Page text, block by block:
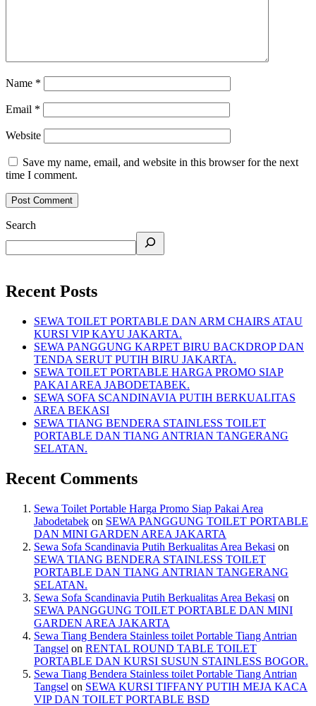
Name *
Email *
Website
Save my name, email, and website in this browser for the next
time I comment.
Search
Recent Posts
SEWA TOILET PORTABLE DAN ARM CHAIRS ATAU
KURSI VIP KAYU JAKARTA.
SEWA PANGGUNG KARPET BIRU BACKDROP DAN
TENDA SERUT PUTIH BIRU JAKARTA.
SEWA TOILET PORTABLE HARGA PROMO SIAP
PAKAI AREA JABODETABEK.
SEWA SOFA SCANDINAVIA PUTIH BERKUALITAS
AREA BEKASI
SEWA TIANG BENDERA STAINLESS TOILET
PORTABLE DAN TIANG ANTRIAN TANGERANG
SELATAN.
Recent Comments
Sewa Toilet Portable Harga Promo Siap Pakai Area
Jabodetabek on SEWA PANGGUNG TOILET PORTABLE
DAN MINI GARDEN AREA JAKARTA
Sewa Sofa Scandinavia Putih Berkualitas Area Bekasi on
SEWA TIANG BENDERA STAINLESS TOILET
PORTABLE DAN TIANG ANTRIAN TANGERANG
SELATAN.
Sewa Sofa Scandinavia Putih Berkualitas Area Bekasi on
SEWA PANGGUNG TOILET PORTABLE DAN MINI
GARDEN AREA JAKARTA
Sewa Tiang Bendera Stainless toilet Portable Tiang Antrian
Tangsel on RENTAL ROUND TABLE TOILET
PORTABLE DAN KURSI SUSUN STAINLESS BOGOR.
Sewa Tiang Bendera Stainless toilet Portable Tiang Antrian
Tangsel on SEWA KURSI TIFFANY PUTIH MEJA KACA
VIP DAN TOILET PORTABLE BSD